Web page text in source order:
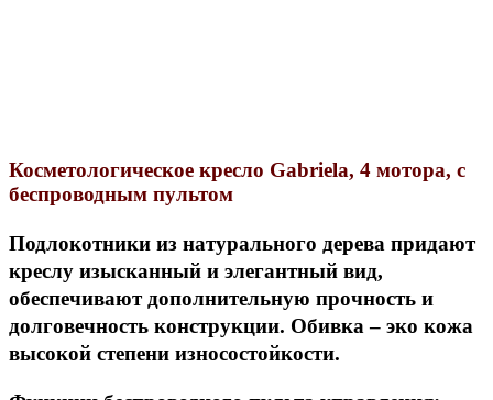
Косметологическое кресло Gabriela, 4 мотора, с
беспроводным пультом
Подлокотники из натурального дерева придают
креслу изысканный и элегантный вид,
обеспечивают дополнительную прочность и
долговечность конструкции. Обивка – эко кожа
высокой степени износостойкости.